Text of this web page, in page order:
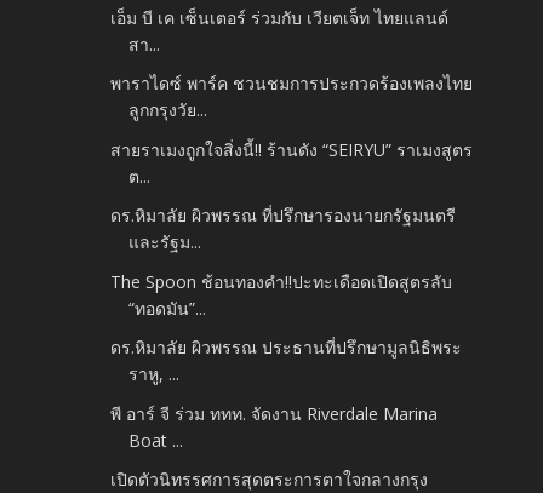
เอ็ม บี เค เซ็นเตอร์ ร่วมกับ เวียตเจ็ท ไทยแลนด์
สา...
พาราไดซ์ พาร์ค ชวนชมการประกวดร้องเพลงไทย
ลูกกรุงวัย...
สายราเมงถูกใจสิ่งนี้!! ร้านดัง “SEIRYU” ราเมงสูตร
ต...
ดร.หิมาลัย ผิวพรรณ ที่ปรึกษารองนายกรัฐมนตรี
และรัฐม...
The Spoon ช้อนทองคำ!!ปะทะเดือดเปิดสูตรลับ
“ทอดมัน”...
ดร.หิมาลัย ผิวพรรณ ประธานที่ปรึกษามูลนิธิพระ
ราหู, ...
พี อาร์ จี ร่วม ททท. จัดงาน Riverdale Marina
Boat ...
เปิดตัวนิทรรศการสุดตระการตาใจกลางกรุง